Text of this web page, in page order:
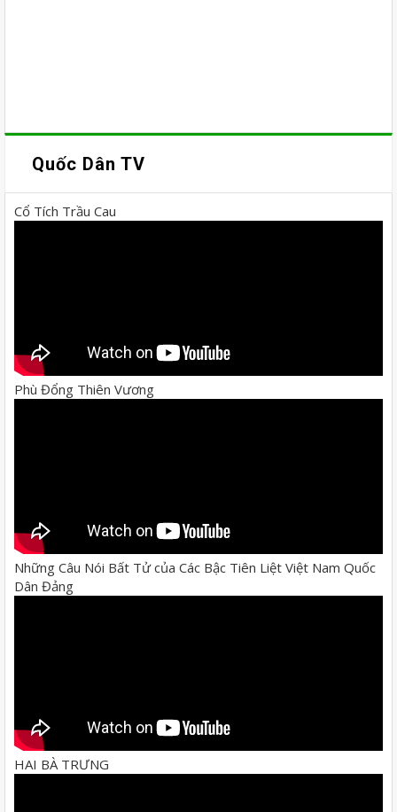
Quốc Dân TV
Cổ Tích Trầu Cau
Phù Đổng Thiên Vương
Những Câu Nói Bất Tử của Các Bậc Tiên Liệt Việt Nam Quốc
Dân Đảng
HAI BÀ TRƯNG